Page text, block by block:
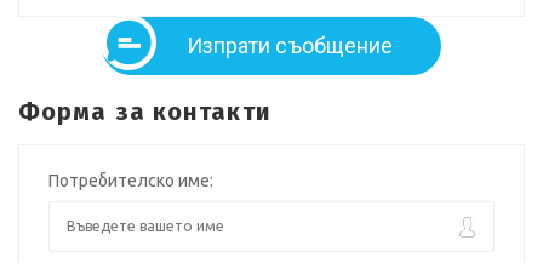
Изпрати съобщение
Форма за контакти
Потребителско име: